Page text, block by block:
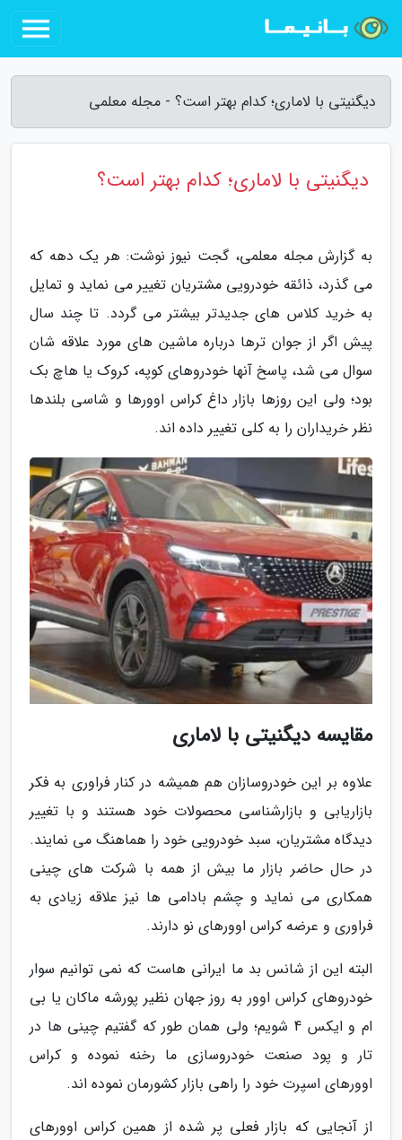
دیگنیتی با لاماری؛ کدام بهتر است؟ - مجله معلمی
دیگنیتی با لاماری؛ کدام بهتر است؟
به گزارش مجله معلمی، گجت نیوز نوشت: هر یک دهه که
می گذرد، ذائقه خودرویی مشتریان تغییر می نماید و تمایل
به خرید کلاس های جدیدتر بیشتر می گردد. تا چند سال
پیش اگر از جوان ترها درباره ماشین های مورد علاقه شان
سوال می شد، پاسخ آنها خودروهای کوپه، کروک یا هاچ بک
بود؛ ولی این روزها بازار داغ کراس اوورها و شاسی بلندها
نظر خریداران را به کلی تغییر داده اند.
مقایسه دیگنیتی با لاماری
علاوه بر این خودروسازان هم همیشه در کنار فراوری به فکر
بازاریابی و بازارشناسی محصولات خود هستند و با تغییر
دیدگاه مشتریان، سبد خودرویی خود را هماهنگ می نمایند.
در حال حاضر بازار ما بیش از همه با شرکت های چینی
همکاری می نماید و چشم بادامی ها نیز علاقه زیادی به
فراوری و عرضه کراس اوورهای نو دارند.
البته این از شانس بد ما ایرانی هاست که نمی توانیم سوار
خودروهای کراس اوور به روز جهان نظیر پورشه ماکان یا بی
ام و ایکس 4 شویم؛ ولی همان طور که گفتیم چینی ها در
تار و پود صنعت خودروسازی ما رخنه نموده و کراس
اوورهای اسپرت خود را راهی بازار کشورمان نموده اند.
از آنجایی که بازار فعلی پر شده از همین کراس اوورهای